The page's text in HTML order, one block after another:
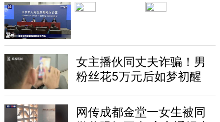
女主播伙同丈夫诈骗！男
粉丝花5万元后如梦初醒
网传成都金堂一女生被同